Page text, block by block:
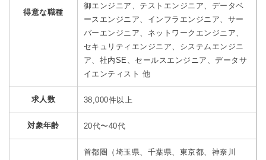
得意な職種
御エンジニア、テストエンジニア、データベ
ースエンジニア、インフラエンジニア、サー
バーエンジニア、ネットワークエンジニア、
セキュリティエンジニア、システムエンジニ
ア、社内SE、セールスエンジニア、データサ
イエンティスト 他
求人数 38,000件以上
対象年齢 20代〜40代
首都圏（埼玉県、千葉県、東京都、神奈川